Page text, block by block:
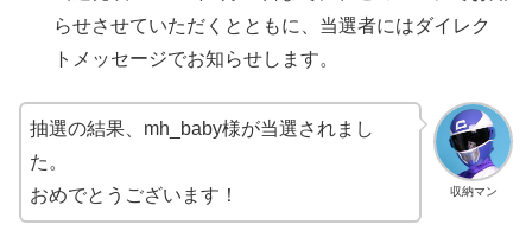
らせさせていただくとともに、当選者にはダイレク
トメッセージでお知らせします。
収納マン
抽選の結果、mh_baby様が当選されまし
た。
おめでとうございます！